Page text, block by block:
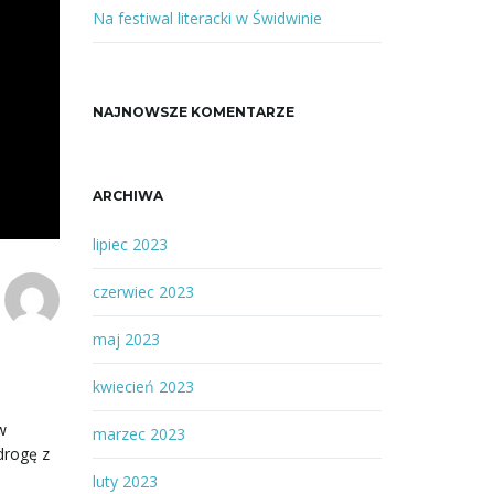
z
f
r
a
Na festiwal literacki w Świdwinie
NAJNOWSZE KOMENTARZE
ARCHIWA
lipiec 2023
czerwiec 2023
maj 2023
kwiecień 2023
marzec 2023
luty 2023